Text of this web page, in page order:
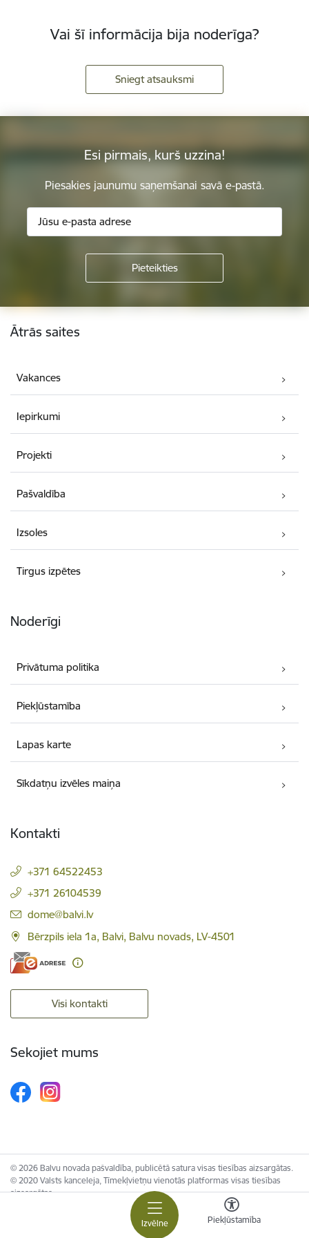
Izvēlne Piekļūstamība
Vai šī informācija bija noderīga?
Sniegt atsauksmi
Esi pirmais, kurš uzzina!
Piesakies jaunumu saņemšanai savā e-pastā.
Kājene
Ātrās saites
Vakances
Iepirkumi
Projekti
Pašvaldība
Izsoles
Tirgus izpētes
Noderīgi
Privātuma politika
Piekļūstamība
Lapas karte
Sīkdatņu izvēles maiņa
Kontakti
+371 64522453
+371 26104539
E-pasts:
dome@balvi.lv
Bērzpils iela 1a, Balvi, Balvu novads, LV-4501
Visi kontakti
Sekojiet mums
© 2026 Balvu novada pašvaldība, publicētā satura visas tiesības aizsargātas.
© 2020 Valsts kanceleja, Tīmekļvietņu vienotās platformas visas tiesības
aizsargātas.